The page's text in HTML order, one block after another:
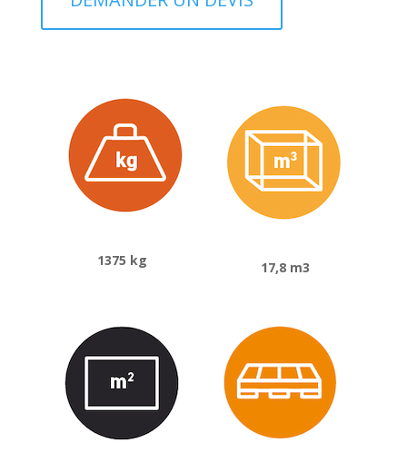
1375 kg 17,8 m3